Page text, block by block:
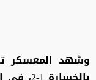
وشهد المعسكر